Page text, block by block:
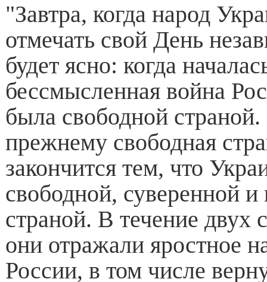
"Завтра, когда народ
отмечать свой День
будет ясно: когда
бессмысленная война
была свободной
прежнему свободная
закончится тем, что
свободной, суверенной и
страной. В течение двух
они отражали яростное
России, в том числе